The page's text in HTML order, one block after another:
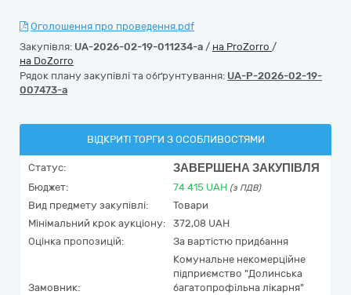
Оголошення про проведення.pdf
Закупівля: UA-2026-02-19-011234-a / на ProZorro /
на DoZorro
Рядок плану закупівлі та обґрунтування: UA-P-2026-02-19-
007473-a
ВІДКРИТІ ТОРГИ З ОСОБЛИВОСТЯМИ
Статус: ЗАВЕРШЕНА ЗАКУПІВЛЯ
Бюджет: 74 415 UAH (з ПДВ)
Вид предмету закупівлі:
Товари
Мінімальний крок аукціону:
372,08 UAH
Оцінка пропозицій:
За вартістю придбання
Замовник:
Комунальне некомерційне
підприємство "Долинська
багатопрофільна лікарня"